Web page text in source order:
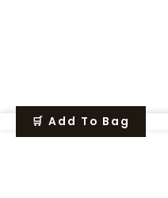
🛒 Add To Bag